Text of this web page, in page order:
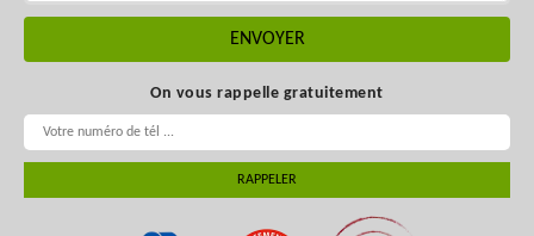
On vous rappelle gratuitement